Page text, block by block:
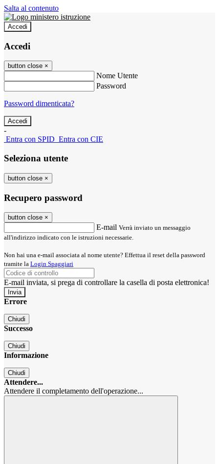
Salta al contenuto
Accedi
Accedi
button close ×
Nome Utente
Password
Password dimenticata?
-
Entra con SPID Entra con CIE
Seleziona utente
button close ×
Recupero password
button close ×
E-mail Verrà inviato un messaggio
all'indirizzo indicato con le istruzioni necessarie.
Non hai una e-mail associata al nome utente? Effettua il reset della password
tramite la Login Spaggiari
E-mail inviata, si prega di controllare la casella di posta elettronica!
Errore
Chiudi
Successo
Chiudi
Informazione
Chiudi
Attendere...
Attendere il completamento dell'operazione...